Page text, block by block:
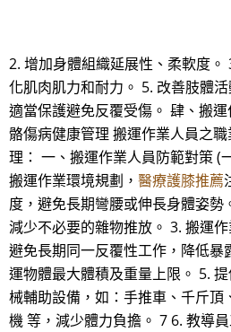
2. 增加身體組織延展性、柔軟度。
化肌肉肌力和耐力。 5. 改善肢體
適當保護避免反覆受傷。 肆、搬
骼傷病健康管理 搬運作業人員之
理： 一、搬運作業人員防範對策 (
搬運作業環境規劃， 醫療護膝推薦
度，避免長期彎腰或伸長身體姿勢
減少不必要的雜物推放。 3. 搬運
避免長期同一反覆性工作，降低暴
運物體最大體積及重量上限。 5.
械輔助設備，如：手推車、千斤頂
機 等，減少體力負擔。 7 6. 教導